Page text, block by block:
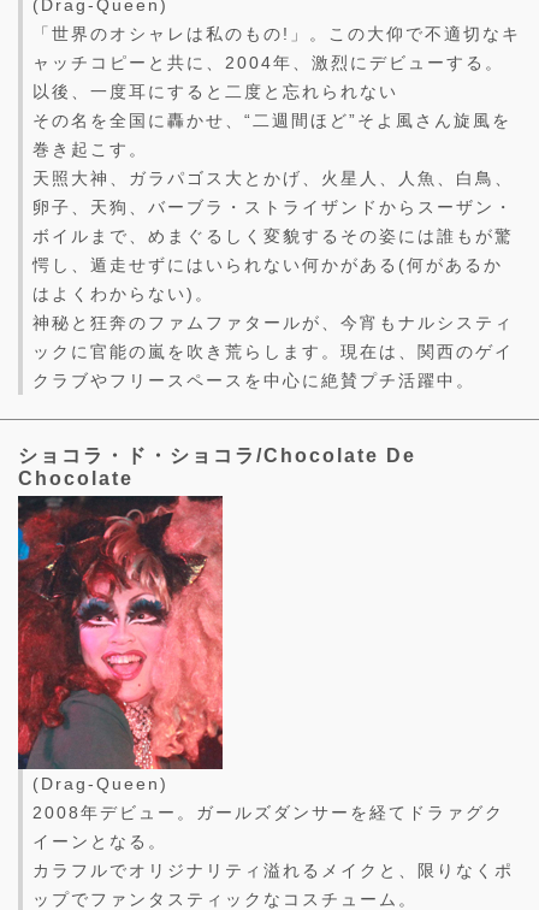
(Drag-Queen)
「世界のオシャレは私のもの!」。この大仰で不適切なキ
ャッチコピーと共に、2004年、激烈にデビューする。
以後、一度耳にすると二度と忘れられない
その名を全国に轟かせ、“二週間ほど”そよ風さん旋風を
巻き起こす。
天照大神、ガラパゴス大とかげ、火星人、人魚、白鳥、
卵子、天狗、バーブラ・ストライザンドからスーザン・
ボイルまで、めまぐるしく変貌するその姿には誰もが驚
愕し、遁走せずにはいられない何かがある(何があるか
はよくわからない)。
神秘と狂奔のファムファタールが、今宵もナルシスティ
ックに官能の嵐を吹き荒らします。現在は、関西のゲイ
クラブやフリースペースを中心に絶賛プチ活躍中。
ショコラ・ド・ショコラ/Chocolate De
Chocolate
(Drag-Queen)
2008年デビュー。ガールズダンサーを経てドラァグク
イーンとなる。
カラフルでオリジナリティ溢れるメイクと、限りなくポ
ップでファンタスティックなコスチューム。